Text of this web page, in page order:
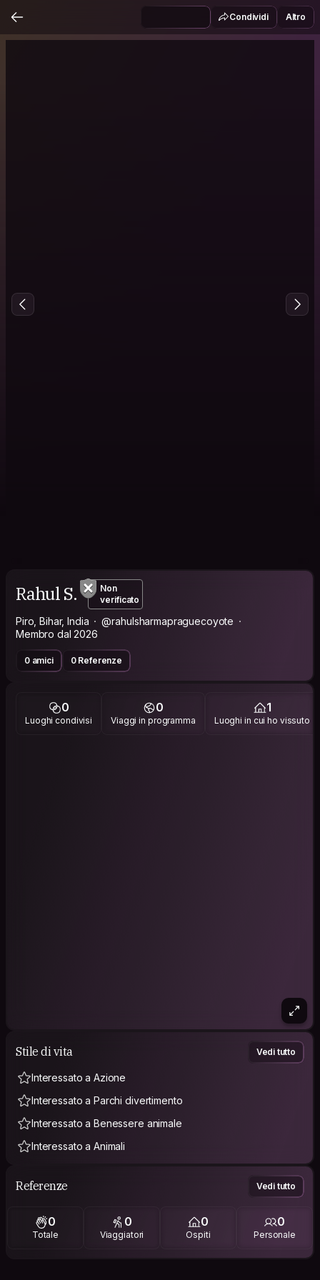
Condividi Altro
Rahul S.
Non
verificato
Piro, Bihar, India
@rahulsharmapraguecoyote
Membro dal 2026
0 amici 0 Referenze
0
Luoghi condivisi
0
Viaggi in programma
1
Luoghi in cui ho vissuto
Stile di vita Vedi tutto
Interessato a Azione
Interessato a Parchi divertimento
Interessato a Benessere animale
Interessato a Animali
Referenze Vedi tutto
0
Totale
0
Viaggiatori
0
Ospiti
0
Personale